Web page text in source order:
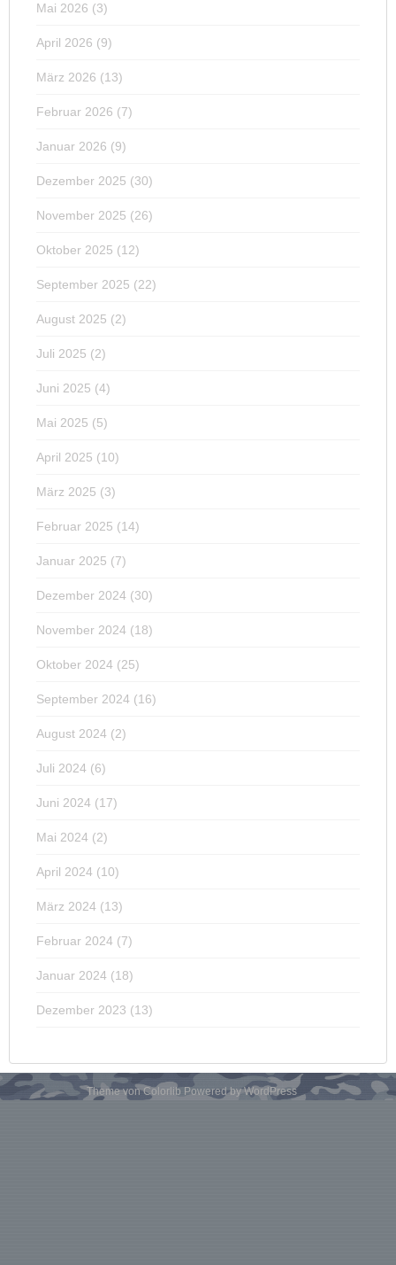
Mai 2026 (3)
April 2026 (9)
März 2026 (13)
Februar 2026 (7)
Januar 2026 (9)
Dezember 2025 (30)
November 2025 (26)
Oktober 2025 (12)
September 2025 (22)
August 2025 (2)
Juli 2025 (2)
Juni 2025 (4)
Mai 2025 (5)
April 2025 (10)
März 2025 (3)
Februar 2025 (14)
Januar 2025 (7)
Dezember 2024 (30)
November 2024 (18)
Oktober 2024 (25)
September 2024 (16)
August 2024 (2)
Juli 2024 (6)
Juni 2024 (17)
Mai 2024 (2)
April 2024 (10)
März 2024 (13)
Februar 2024 (7)
Januar 2024 (18)
Dezember 2023 (13)
Theme vonColorlib Powered byWordPress